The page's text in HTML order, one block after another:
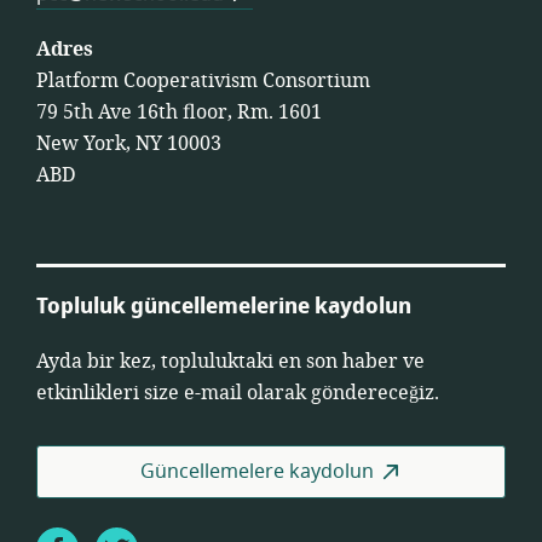
Adres
Platform Cooperativism Consortium
79 5th Ave 16th floor, Rm. 1601
New York, NY 10003
ABD
Topluluk güncellemelerine kaydolun
Ayda bir kez, topluluktaki en son haber ve
etkinlikleri size e-mail olarak göndereceğiz.
Güncellemelere kaydolun